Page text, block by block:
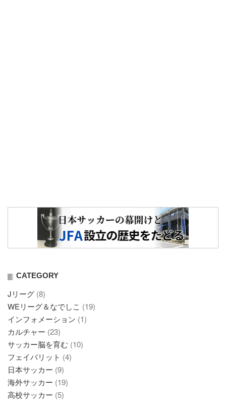
CATEGORY
Jリーグ (8)
WEリーグ＆なでしこ (19)
インフォメーション (1)
カルチャー (23)
サッカー脳を育む (10)
フェイバリット (4)
日本サッカー (9)
海外サッカー (19)
高校サッカー (5)